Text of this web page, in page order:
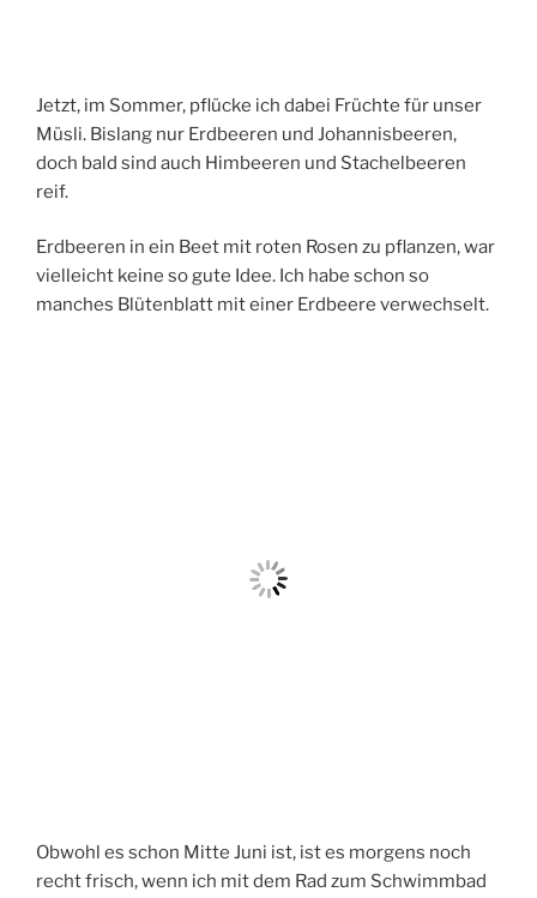
Jetzt, im Sommer, pflücke ich dabei Früchte für unser
Müsli. Bislang nur Erdbeeren und Johannisbeeren,
doch bald sind auch Himbeeren und Stachelbeeren
reif.
Erdbeeren in ein Beet mit roten Rosen zu pflanzen, war
vielleicht keine so gute Idee. Ich habe schon so
manches Blütenblatt mit einer Erdbeere verwechselt.
Obwohl es schon Mitte Juni ist, ist es morgens noch
recht frisch, wenn ich mit dem Rad zum Schwimmbad